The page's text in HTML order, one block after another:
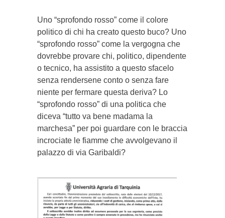
Uno “sprofondo rosso” come il colore
politico di chi ha creato questo buco? Uno
“sprofondo rosso” come la vergogna che
dovrebbe provare chi, politico, dipendente
o tecnico, ha assistito a questo sfacelo
senza rendersene conto o senza fare
niente per fermare questa deriva? Lo
“sprofondo rosso” di una politica che
diceva “tutto va bene madama la
marchesa” per poi guardare con le braccia
incrociate le fiamme che avvolgevano il
palazzo di via Garibaldi?